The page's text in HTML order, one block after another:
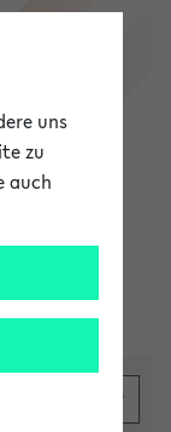
uns
zu
auch